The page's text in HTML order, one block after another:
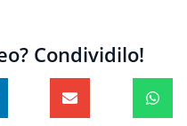
Condividilo!